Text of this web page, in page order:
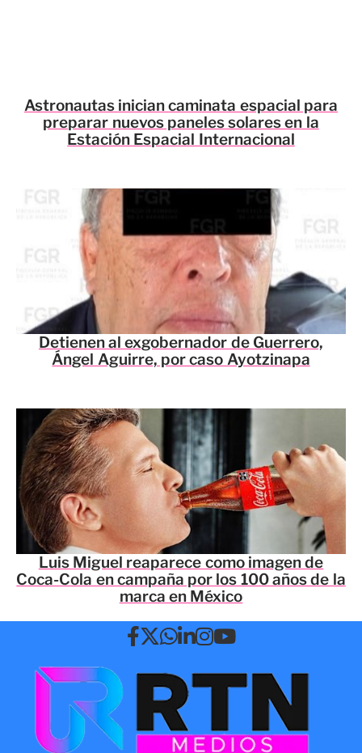
Astronautas inician caminata espacial para
preparar nuevos paneles solares en la
Estación Espacial Internacional
Detienen al exgobernador de Guerrero,
Ángel Aguirre, por caso Ayotzinapa
Luis Miguel reaparece como imagen de
Coca-Cola en campaña por los 100 años de la
marca en México